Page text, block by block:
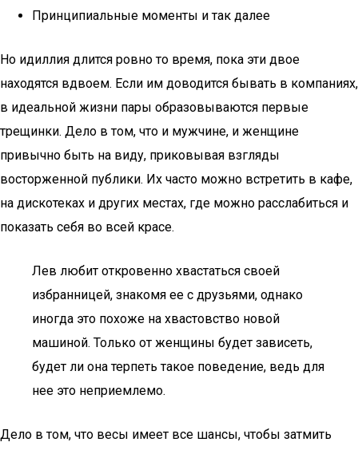
Принципиальные моменты и так далее
Но идиллия длится ровно то время, пока эти двое
находятся вдвоем. Если им доводится бывать в компаниях,
в идеальной жизни пары образовываются первые
трещинки. Дело в том, что и мужчине, и женщине
привычно быть на виду, приковывая взгляды
восторженной публики. Их часто можно встретить в кафе,
на дискотеках и других местах, где можно расслабиться и
показать себя во всей красе.
Лев любит откровенно хвастаться своей
избранницей, знакомя ее с друзьями, однако
иногда это похоже на хвастовство новой
машиной. Только от женщины будет зависеть,
будет ли она терпеть такое поведение, ведь для
нее это неприемлемо.
Дело в том, что весы имеет все шансы, чтобы затмить